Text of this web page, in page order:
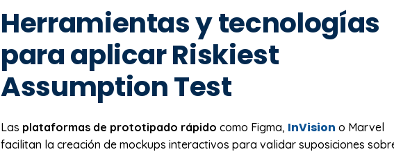
Herramientas y tecnologías
para aplicar Riskiest
Assumption Test
Las plataformas de prototipado rápido como Figma, InVision o Marvel
facilitan la creación de mockups interactivos para validar suposiciones